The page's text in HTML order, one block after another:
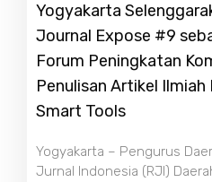
Yogyakarta
Journal Expose #9
Forum Peningkatan
Penulisan Artikel Ilmiah
Smart Tools
Yogyakarta – Pengurus
Jurnal Indonesia (RJI)